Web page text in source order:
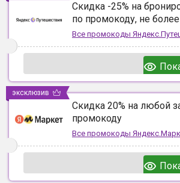
Скидка -25% на
по промокоду, не
Все промокоды
Скидка 20% на любой
промокоду
Все промокоды
эксклюзив